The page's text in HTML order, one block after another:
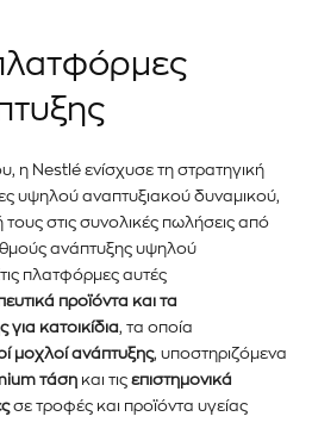
ΕΓΓΡΑΦΉ!
τηνΠολιτική Απορρήτου
η Nestlé ενίσχυσε τη στρατηγική
υψηλού αναπτυξιακού δυναμικού,
στις συνολικές πωλήσεις από
ανάπτυξης υψηλού
πλατφόρμες αυτές
προϊόντα και τα
κατοικίδια, τα οποία
μοχλοί ανάπτυξης, υποστηριζόμενα
τάση και τις επιστημονικά
σε τροφές και προϊόντα υγείας